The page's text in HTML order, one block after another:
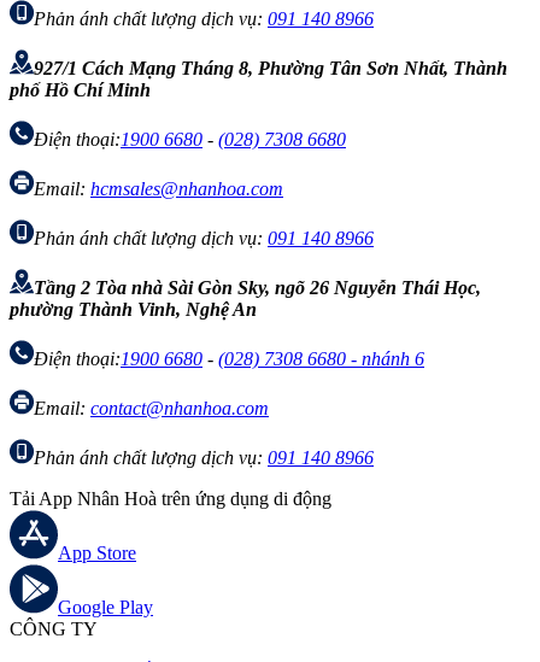
Phản ánh chất lượng dịch vụ: 091 140 8966
927/1 Cách Mạng Tháng 8, Phường Tân Sơn Nhất, Thành
phố Hồ Chí Minh
Điện thoại:1900 6680 - (028) 7308 6680
Email: hcmsales@nhanhoa.com
Phản ánh chất lượng dịch vụ: 091 140 8966
Tầng 2 Tòa nhà Sài Gòn Sky, ngõ 26 Nguyễn Thái Học,
phường Thành Vinh, Nghệ An
Điện thoại:1900 6680 - (028) 7308 6680 - nhánh 6
Email: contact@nhanhoa.com
Phản ánh chất lượng dịch vụ: 091 140 8966
Tải App Nhân Hoà trên ứng dụng di động
App Store
Google Play
CÔNG TY